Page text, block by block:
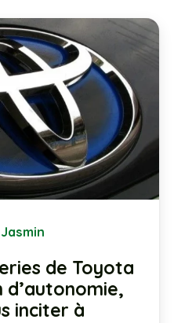
de Toyota
inciter à